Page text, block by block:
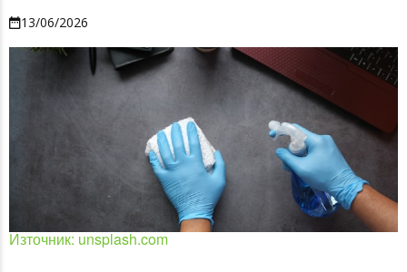
13/06/2026
Източник: unsplash.com